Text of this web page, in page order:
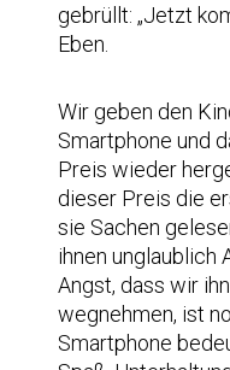
gebrüllt: „Jetzt
Eben.
Wir geben den
Smartphone und
Preis wieder
dieser Preis die
sie Sachen
ihnen unglaublich
Angst, dass wir
wegnehmen, ist
Smartphone